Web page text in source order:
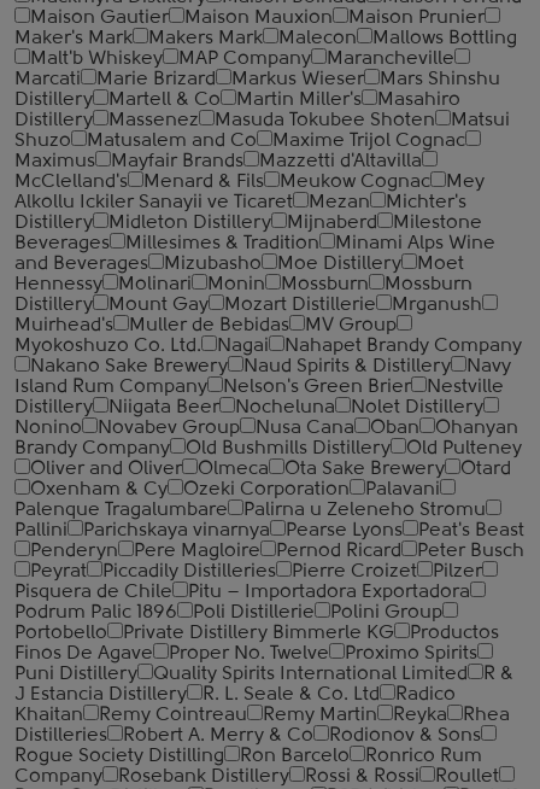
Maison Gautier
Maison Mauxion
Maison Prunier
Maker's Mark
Makers Mark Malecon
Mallows Bottling
Malt'b Whiskey
MAP Company
Marancheville
Marcati
Marie Brizard Markus Wieser
Mars Shinshu
Distillery
Martell & Co Martin Miller's
Masahiro
Distillery
Massenez Masuda Tokubee Shoten
Matsui
Shuzo
Matusalem and Co
Maxime Trijol Cognac
Maximus
Mayfair Brands
Mazzetti d'Altavilla
McClelland's
Menard & Fils Meukow Cognac
Mey
Alkollu Ickiler Sanayii ve Ticaret
Mezan
Michter's
Distillery
Midleton Distillery Mijnaberd
Milestone
Beverages
Millesimes & Tradition
Minami Alps Wine
and Beverages
Mizubasho Moe Distillery
Moet
Hennessy
Molinari Monin Mossburn
Mossburn
Distillery
Mount Gay Mozart Distillerie
Mrganush
Muirhead's
Muller de Bebidas
MV Group
Myokoshuzo Co. Ltd.
Nagai
Nahapet Brandy Company
Nakano Sake Brewery
Naud Spirits & Distillery
Navy
Island Rum Company
Nelson's Green Brier
Nestville
Distillery
Niigata Beer Nocheluna
Nolet Distillery
Nonino
Novabev Group Nusa Cana Oban
Ohanyan
Brandy Company
Old Bushmills Distillery
Old Pulteney
Oliver and Oliver
Olmeca Ota Sake Brewery
Otard
Oxenham & Cy
Ozeki Corporation
Palavani
Palenque Tragalumbare
Palirna u Zeleneho Stromu
Pallini
Parichskaya vinarnya Pearse Lyons
Peat's Beast
Penderyn
Pere Magloire Pernod Ricard
Peter Busch
Peyrat
Piccadily Distilleries Pierre Croizet
Pilzer
Pisquera de Chile
Pitu – Importadora Exportadora
Podrum Palic 1896
Poli Distillerie
Polini Group
Portobello
Private Distillery Bimmerle KG
Productos
Finos De Agave
Proper No. Twelve
Proximo Spirits
Puni Distillery
Quality Spirits International Limited
R &
J Estancia Distillery
R. L. Seale & Co. Ltd
Radico
Khaitan
Remy Cointreau Remy Martin Reyka
Rhea
Distilleries
Robert A. Merry & Co
Rodionov & Sons
Rogue Society Distilling
Ron Barcelo
Ronrico Rum
Company
Rosebank Distillery Rossi & Rossi
Roullet